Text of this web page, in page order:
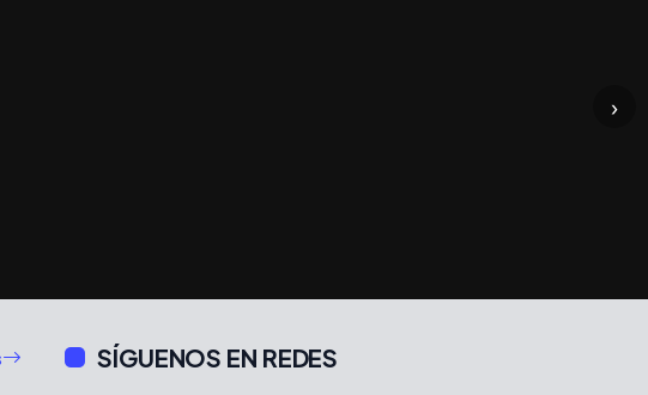
›
SÍGUENOS EN REDES